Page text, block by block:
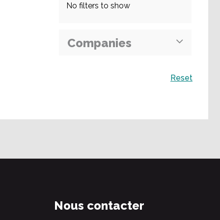
No filters to show
Companies
Reset
Nous contacter